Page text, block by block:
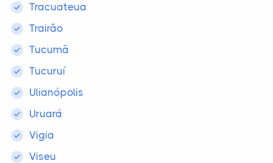
Tracuateua
Trairão
Tucumã
Tucuruí
Ulianópolis
Uruará
Vigia
Viseu